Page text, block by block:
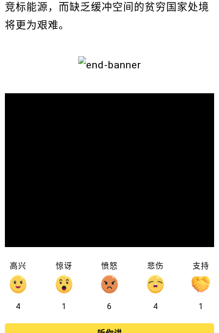
竞标能源，而缺乏缓冲空间的贫穷国家处境
将更为艰难。
高兴
4
惊讶
1
愤怒
6
悲伤
4
支持
1